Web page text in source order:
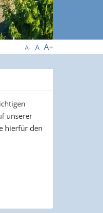
A- A A+
unserer
hierfür den